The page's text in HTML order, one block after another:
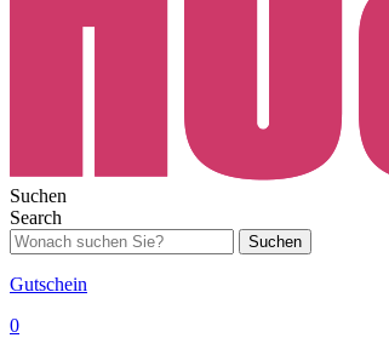
Suchen
Search
Suchen
Gutschein
0